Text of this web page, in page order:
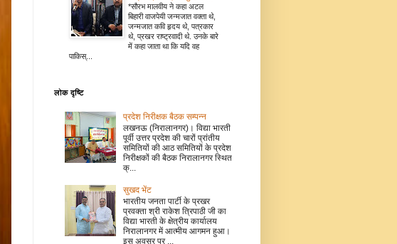
*सौरभ मालवीय ने कहा अटल
बिहारी वाजपेयी जन्मजात वक्ता थे,
जन्मजात कवि हृदय थे, पत्रकार
थे, प्रखर राष्ट्रवादी थे. उनके बारे
में कहा जाता था कि यदि वह
पाकिस्...
लोक दृष्टि
प्रदेश निरीक्षक बैठक सम्पन्न
लखनऊ (निरालानगर)। विद्या भारती
पूर्वी उत्तर प्रदेश की चारों प्रांतीय
समितियों की आठ समितियों के प्रदेश
निरीक्षकों की बैठक निरालानगर स्थित
क्...
सुखद भेंट
भारतीय जनता पार्टी के प्रखर
प्रवक्ता श्री राकेश त्रिपाठी जी का
विद्या भारती के क्षेत्रीय कार्यालय
निरालानगर में आत्मीय आगमन हुआ।
इस अवसर पर ...